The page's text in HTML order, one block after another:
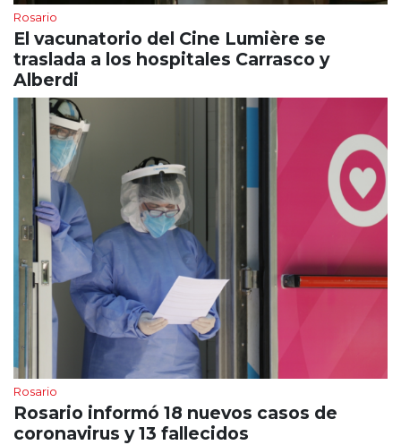
Rosario
El vacunatorio del Cine Lumière se
traslada a los hospitales Carrasco y
Alberdi
Rosario
Rosario informó 18 nuevos casos de
coronavirus y 13 fallecidos